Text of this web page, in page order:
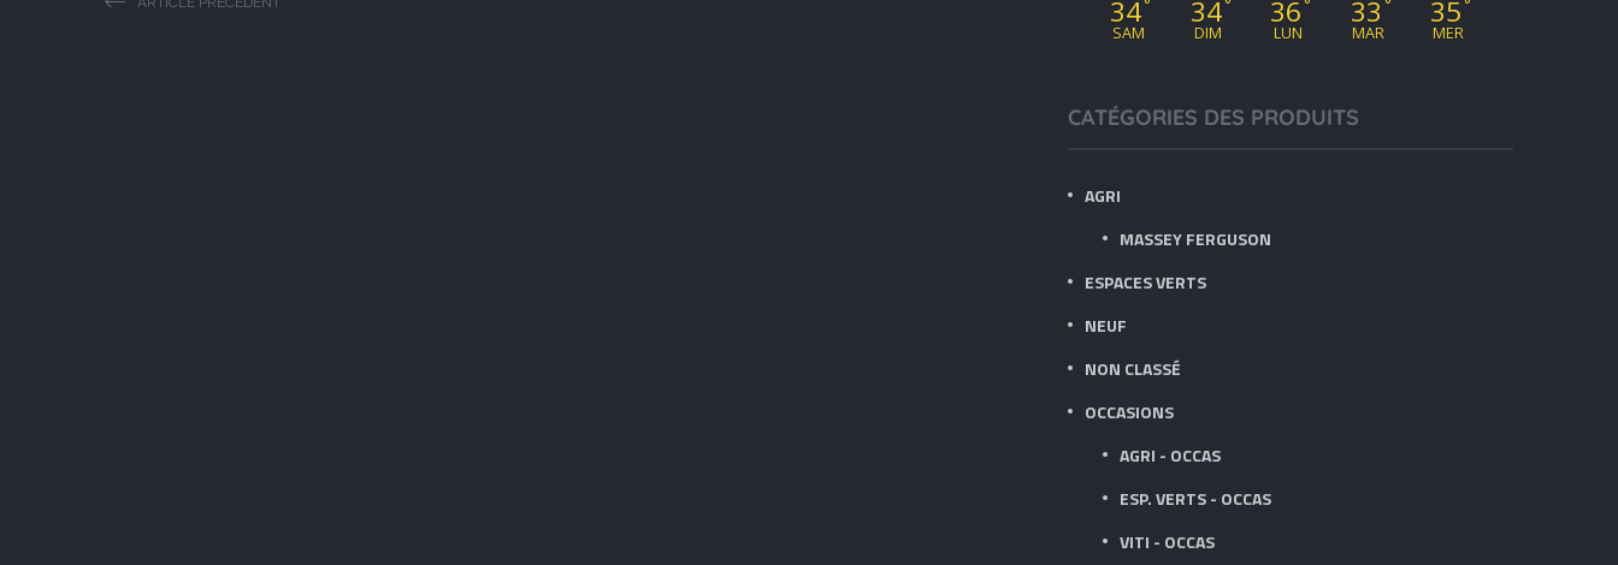
34
SAM
34
DIM
36
LUN
33
MAR
35
MER
CATÉGORIES DES PRODUITS
AGRI
MASSEY FERGUSON
ESPACES VERTS
NEUF
NON CLASSÉ
OCCASIONS
AGRI - OCCAS
ESP. VERTS - OCCAS
VITI - OCCAS